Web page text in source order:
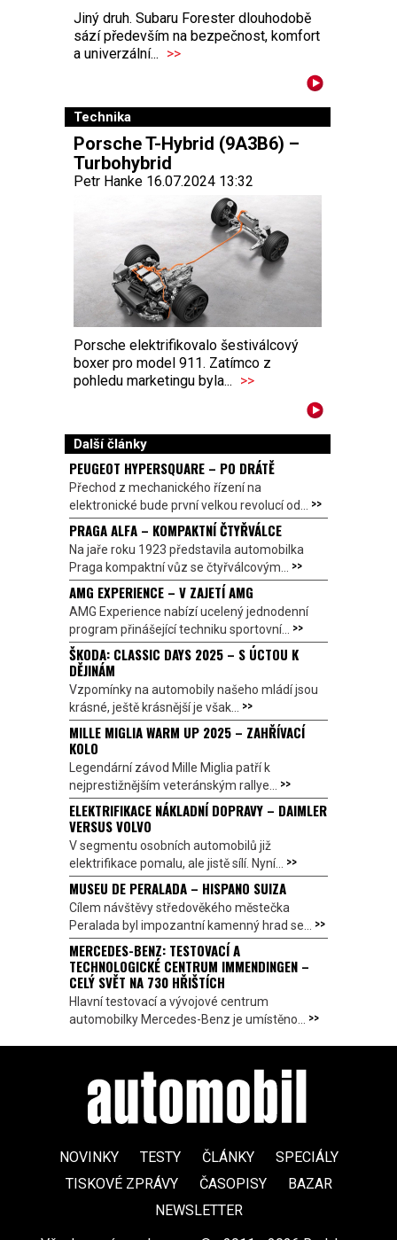
Jiný druh. Subaru Forester dlouhodobě
sází především na bezpečnost, komfort
a univerzální... >>
Technika
Porsche T-Hybrid (9A3B6) –
Turbohybrid
Petr Hanke 16.07.2024 13:32
Porsche elektrifikovalo šestiválcový
boxer pro model 911. Zatímco z
pohledu marketingu byla... >>
Další články
PEUGEOT HYPERSQUARE – PO DRÁTĚ
Přechod z mechanického řízení na
elektronické bude první velkou revolucí od... >>
PRAGA ALFA – KOMPAKTNÍ ČTYŘVÁLCE
Na jaře roku 1923 představila automobilka
Praga kompaktní vůz se čtyřválcovým... >>
AMG EXPERIENCE – V ZAJETÍ AMG
AMG Experience nabízí ucelený jednodenní
program přinášející techniku sportovní... >>
ŠKODA: CLASSIC DAYS 2025 – S ÚCTOU K
DĚJINÁM
Vzpomínky na automobily našeho mládí jsou
krásné, ještě krásnější je však... >>
MILLE MIGLIA WARM UP 2025 – ZAHŘÍVACÍ
KOLO
Legendární závod Mille Miglia patří k
nejprestižnějším veteránským rallye... >>
ELEKTRIFIKACE NÁKLADNÍ DOPRAVY – DAIMLER
VERSUS VOLVO
V segmentu osobních automobilů již
elektrifikace pomalu, ale jistě sílí. Nyní... >>
MUSEU DE PERALADA – HISPANO SUIZA
Cílem návštěvy středověkého městečka
Peralada byl impozantní kamenný hrad se... >>
MERCEDES-BENZ: TESTOVACÍ A
TECHNOLOGICKÉ CENTRUM IMMENDINGEN –
CELÝ SVĚT NA 730 HŘIŠTÍCH
Hlavní testovací a vývojové centrum
automobilky Mercedes-Benz je umístěno... >>
NOVINKY TESTY ČLÁNKY
SPECIÁLY
TISKOVÉ ZPRÁVY
ČASOPISY
BAZAR
NEWSLETTER